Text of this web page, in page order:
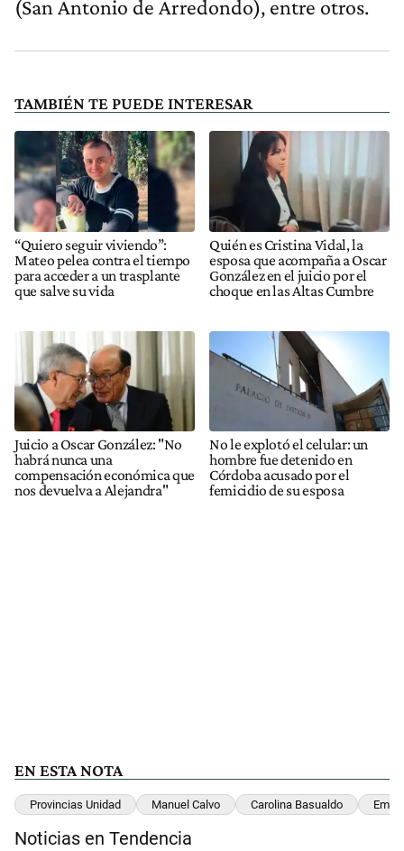
(San Antonio de Arredondo), entre otros.
TAMBIÉN TE PUEDE INTERESAR
“Quiero seguir viviendo”:
Mateo pelea contra el tiempo
para acceder a un trasplante
que salve su vida
Quién es Cristina Vidal, la
esposa que acompaña a Oscar
González en el juicio por el
choque en las Altas Cumbre
Juicio a Oscar González: "No
habrá nunca una
compensación económica que
nos devuelva a Alejandra"
No le explotó el celular: un
hombre fue detenido en
Córdoba acusado por el
femicidio de su esposa
EN ESTA NOTA
Provincias Unidad Manuel Calvo Carolina Basualdo
Noticias en Tendencia